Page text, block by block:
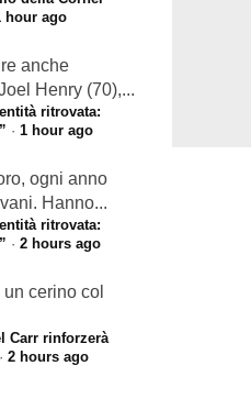
hour ago
anche
Henry (70),...
ritrovata:
· 1 hour ago
ogni anno
Hanno...
ritrovata:
· 2 hours ago
cerino col
Carr rinforzerà
· 2 hours ago